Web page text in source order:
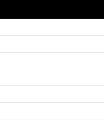
chóng mặt nhanh chóng nên được